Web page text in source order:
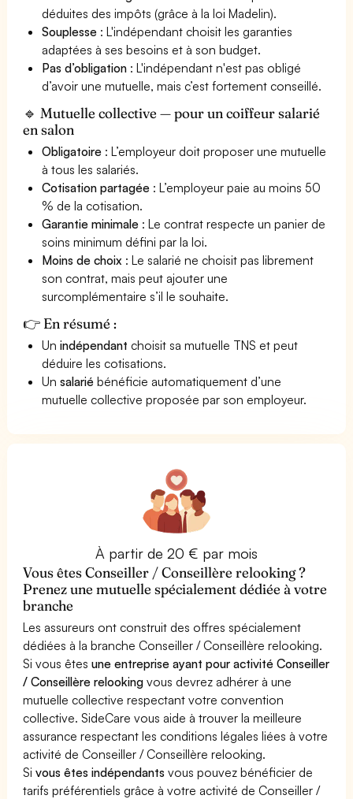
déduites des impôts (grâce à la loi Madelin).
Souplesse : L'indépendant choisit les garanties
adaptées à ses besoins et à son budget.
Pas d’obligation : L'indépendant n'est pas obligé
d’avoir une mutuelle, mais c’est fortement conseillé.
🔹 Mutuelle collective — pour un coiffeur salarié
en salon
Obligatoire : L’employeur doit proposer une mutuelle
à tous les salariés.
Cotisation partagée : L’employeur paie au moins 50
% de la cotisation.
Garantie minimale : Le contrat respecte un panier de
soins minimum défini par la loi.
Moins de choix : Le salarié ne choisit pas librement
son contrat, mais peut ajouter une
surcomplémentaire s’il le souhaite.
👉 En résumé :
Unindépendant choisit sa mutuelle TNS et peut
déduire les cotisations.
Unsalarié bénéficie automatiquement d’une
mutuelle collective proposée par son employeur.
À partir de 20 € par mois
Vous êtes Conseiller / Conseillère relooking ?
Prenez une mutuelle spécialement dédiée à votre
branche
Les assureurs ont construit des offres spécialement
dédiées à la branche Conseiller / Conseillère relooking.
Si vous êtesune entreprise ayant pour activité Conseiller
/ Conseillère relooking vous devrez adhérer à une
mutuelle collective respectant votre convention
collective. SideCare vous aide à trouver la meilleure
assurance respectant les conditions légales liées à votre
activité de Conseiller / Conseillère relooking.
Sivous êtes indépendants vous pouvez bénéficier de
tarifs préférentiels grâce à votre activité de Conseiller /